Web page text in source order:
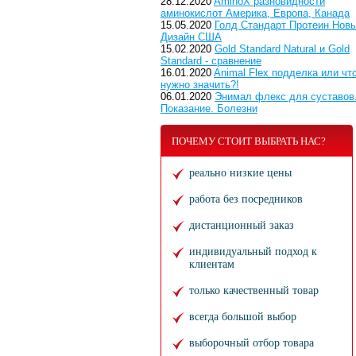
аминокислот Америка, Европа, Канада
15.05.2020 Голд Стандарт Протеин
Дизайн США
15.02.2020 Gold Standard Natural и Gold
Standard - сравнение
16.01.2020 Animal Flex подделка или
нужно значить?!
06.01.2020 Энимал флекс для суставов.
Показание. Болезни
ПОЧЕМУ СТОИТ ВЫБРАТЬ НАС?
реально низкие цены
работа без посредников
дистанционный заказ
индивидуальный подход к
клиентам
только качественный товар
всегда большой выбор
выборочный отбор товара